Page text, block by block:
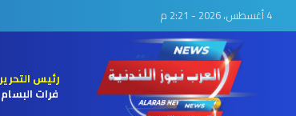
4 أغسطس، 2026 - 2:21 م
رئيس التحرير
فرات البسام